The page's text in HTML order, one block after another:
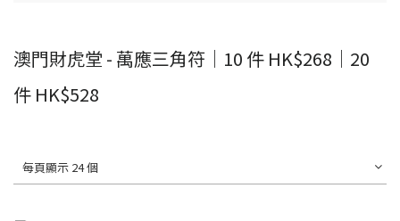
澳門財虎堂 - 萬應三角符｜10 件 HK$268｜20
件 HK$528
每頁顯示 24 個